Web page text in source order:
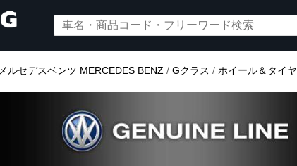
メルセデスベンツ MERCEDES BENZ / Gクラス / ホイール＆タイヤ